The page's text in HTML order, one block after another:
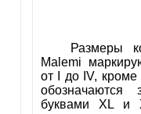
Размеры
Malemi
от I до IV, кроме
обозначаются
буквами XL и